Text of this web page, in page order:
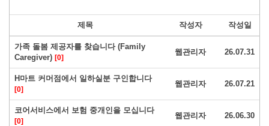
제목 작성자 작성일
가족 돌봄 제공자를 찾습니다 (Family
Caregiver) [0]
웹관리자 26.07.31
H마트 커머점에서 일하실분 구인합니다
[0]
웹관리자 26.07.21
코어서비스에서 보험 중개인을 모십니다
[0]
웹관리자 26.06.30